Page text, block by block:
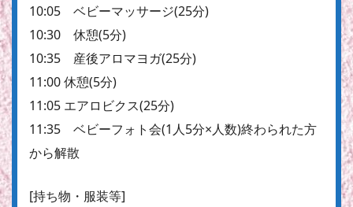
10:05 ベビーマッサージ(25分)
10:30 休憩(5分)
10:35 産後アロマヨガ(25分)
11:00 休憩(5分)
11:05 エアロビクス(25分)
11:35 ベビーフォト会(1人5分×人数)終わられた方
から解散
[持ち物・服装等]